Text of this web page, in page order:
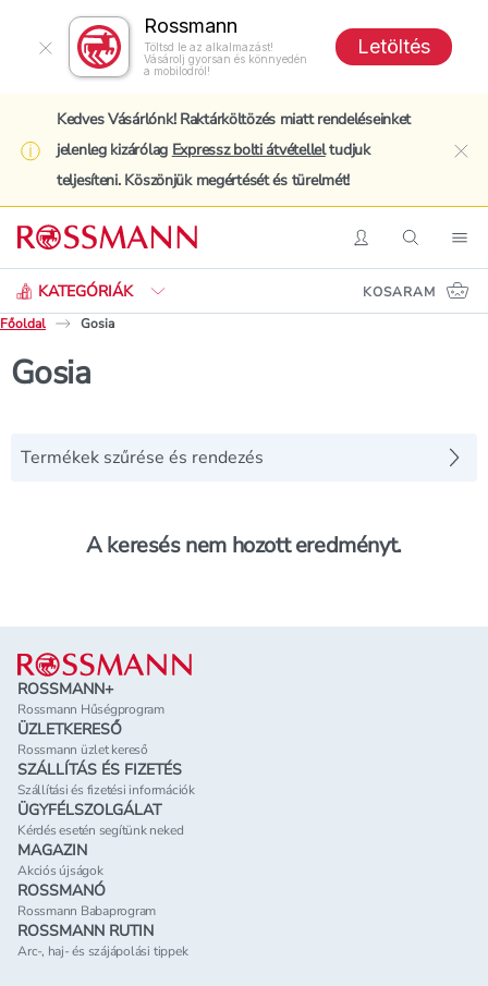
Rossmann
Töltsd le az alkalmazást!
Vásárolj gyorsan és könnyedén
a mobilodról!
Letöltés
Kedves Vásárlónk! Raktárköltözés miatt rendeléseinket
jelenleg kizárólag Expressz bolti átvételleltudjuk
teljesíteni. Köszönjük megértését és türelmét!
BelépésKeresés
KATEGÓRIÁK
Keresés
KOSARAM
Főoldal
Gosia
Gosia
Termékek szűrése és rendezés
A keresés nem hozott eredményt.
Lábléc
ROSSMANN+
Rossmann Hűségprogram
ÜZLETKERESŐ
Rossmann üzlet kereső
SZÁLLÍTÁS ÉS FIZETÉS
Szállítási és fizetési információk
ÜGYFÉLSZOLGÁLAT
Kérdés esetén segítünk neked
MAGAZIN
Akciós újságok
ROSSMANÓ
Rossmann Babaprogram
ROSSMANN RUTIN
Arc-, haj- és szájápolási tippek